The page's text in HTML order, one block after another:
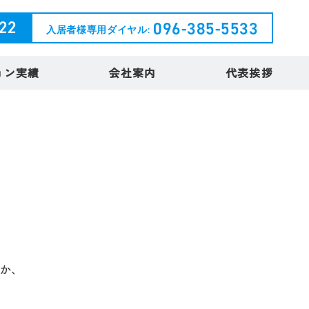
入居者様専用ダイヤル: 096-385-5533
実績 会社案内 代表挨拶
、